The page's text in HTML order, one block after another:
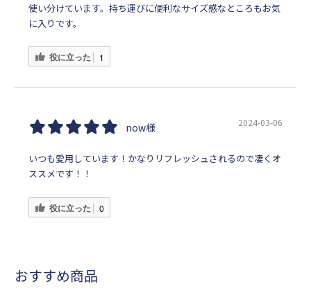
使い分けています。持ち運びに便利なサイズ感なところもお気
に入りです。
役に立った 1
now様 2024-03-06
いつも愛用しています！かなりリフレッシュされるので凄くオ
ススメです！！
役に立った 0
おすすめ商品